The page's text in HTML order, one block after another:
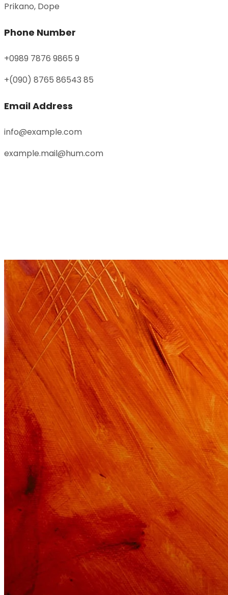
Prikano, Dope
Phone Number
+0989 7876 9865 9
+(090) 8765 86543 85
Email Address
info@example.com
example.mail@hum.com